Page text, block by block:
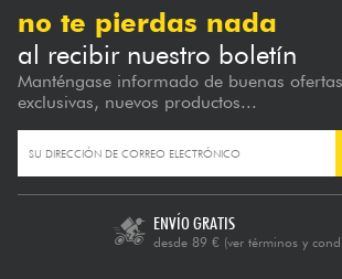
no te pierdas nada
al recibir nuestro boletín
Manténgase informado de buenas
exclusivas, nuevos productos...
ENVÍO GRATIS
desde 89 € (ver términos y